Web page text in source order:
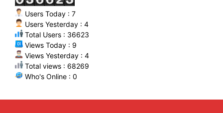
Users Today : 7
Users Yesterday : 4
Total Users : 36623
Views Today : 9
Views Yesterday : 4
Total views : 68269
Who's Online : 0